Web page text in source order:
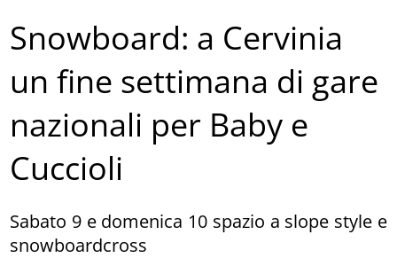
Snowboard: a Cervinia
un fine settimana di gare
nazionali per Baby e
Cuccioli
Sabato 9 e domenica 10 spazio a slope style e
snowboardcross